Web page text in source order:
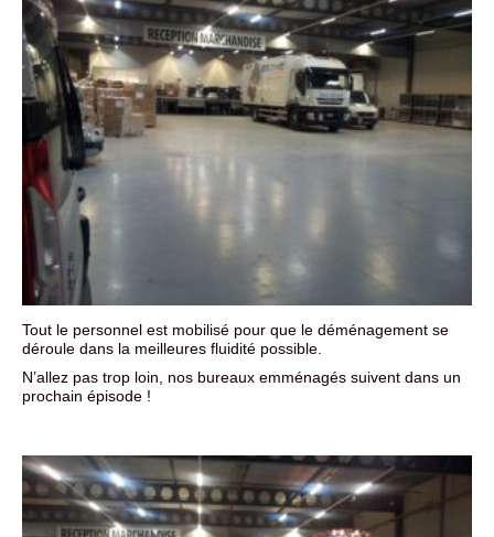
Tout le personnel est mobilisé pour que le déménagement se
déroule dans la meilleures fluidité possible.
N’allez pas trop loin, nos bureaux emménagés suivent dans un
prochain épisode !